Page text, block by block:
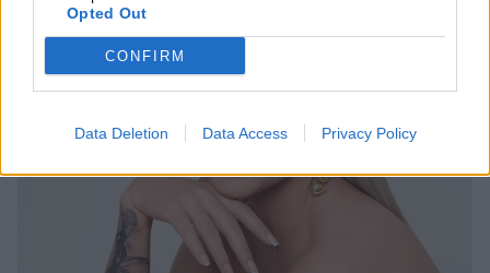
Opted Out
CONFIRM
Data Deletion Data Access Privacy Policy